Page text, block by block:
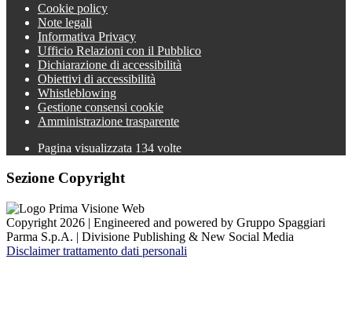
Cookie policy
Note legali
Informativa Privacy
Ufficio Relazioni con il Pubblico
Dichiarazione di accessibilità
Obiettivi di accessibilità
Whistleblowing
Gestione consensi cookie
Amministrazione trasparente
Pagina visualizzata 134 volte
Sezione Copyright
Copyright 2026 | Engineered and powered by Gruppo Spaggiari
Parma S.p.A. | Divisione Publishing & New Social Media
Disclaimer trattamento dati personali